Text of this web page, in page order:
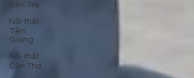
Bến Tre
Nội thất
Tiền
Giang
Nội thất
Cần Thơ